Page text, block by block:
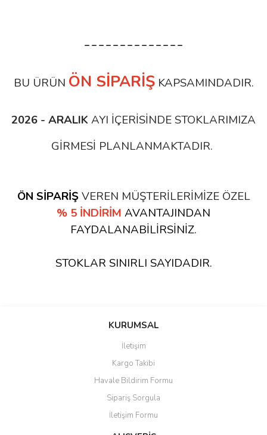
--------------
BU ÜRÜN ÖN SİPARİŞKAPSAMINDADIR.
2026 - ARALIK AYI İÇERİSİNDE STOKLARIMIZA
GİRMESİ PLANLANMAKTADIR.
ÖN SİPARİŞVEREN MÜŞTERİLERİMİZE ÖZEL
% 5 İNDİRİM AVANTAJINDAN
FAYDALANABİLİRSİNİZ.
STOKLAR SINIRLI SAYIDADIR.
KURUMSAL
İletişim
Kargo Takibi
Havale Bildirim Formu
Sipariş Sorgula
İletişim Formu